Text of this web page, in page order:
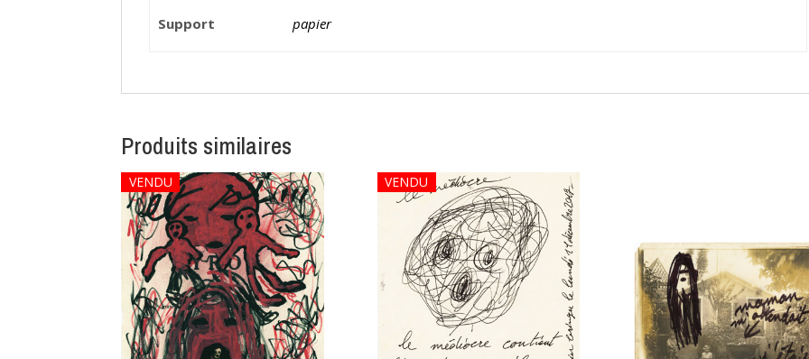
Support papier
Produits similaires
VENDU VENDU